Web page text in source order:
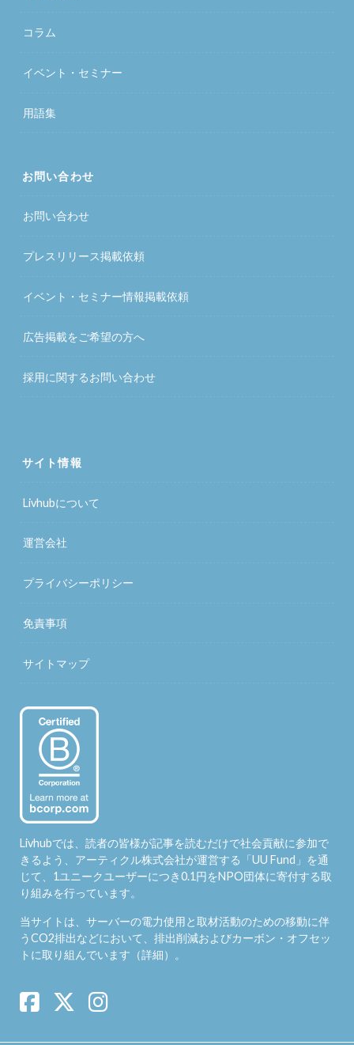
コラム
イベント・セミナー
用語集
お問い合わせ
お問い合わせ
プレスリリース掲載依頼
イベント・セミナー情報掲載依頼
広告掲載をご希望の方へ
採用に関するお問い合わせ
サイト情報
Livhubについて
運営会社
プライバシーポリシー
免責事項
サイトマップ
Livhubでは、読者の皆様が記事を読むだけで社会貢献に参加で
きるよう、アーティクル株式会社が運営する「UU Fund 」を通
じて、1ユニークユーザーにつき0.1円をNPO団体に寄付する取
り組みを行っています。
当サイトは、サーバーの電力使用と取材活動のための移動に伴
うCO2排出などにおいて、排出削減およびカーボン・オフセッ
トに取り組んでいます（詳細）。